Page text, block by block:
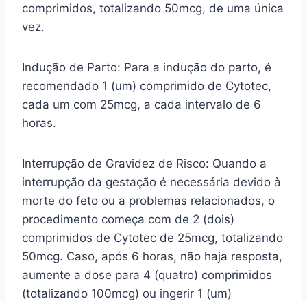
comprimidos, totalizando 50mcg, de uma única
vez.
Indução de Parto: Para a indução do parto, é
recomendado 1 (um) comprimido de Cytotec,
cada um com 25mcg, a cada intervalo de 6
horas.
Interrupção de Gravidez de Risco: Quando a
interrupção da gestação é necessária devido à
morte do feto ou a problemas relacionados, o
procedimento começa com de 2 (dois)
comprimidos de Cytotec de 25mcg, totalizando
50mcg. Caso, após 6 horas, não haja resposta,
aumente a dose para 4 (quatro) comprimidos
(totalizando 100mcg) ou ingerir 1 (um)